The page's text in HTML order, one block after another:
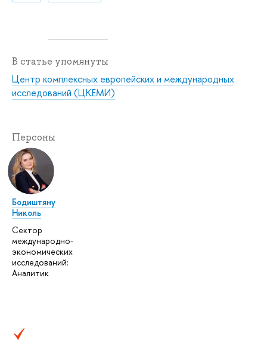
В статье упомянуты
Центр комплексных европейских и международных
исследований (ЦКЕМИ)
Персоны
Бодиштяну
Николь
Сектор
международно-
экономических
исследований:
Аналитик